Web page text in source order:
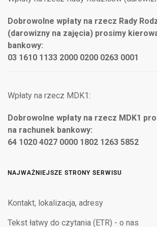
Dobrowolne wpłaty na rzecz Rady
(darowizny na zajęcia) prosimy
bankowy:
03 1610 1133 2000 0200 0263 0001
Wpłaty na rzecz MDK1:
Dobrowolne wpłaty na rzecz MDK1
na rachunek bankowy:
64 1020 4027 0000 1802 1263 5852
NAJWAŻNIEJSZE STRONY SERWISU
Kontakt, lokalizacja, adresy
Tekst łatwy do czytania (ETR) - o nas